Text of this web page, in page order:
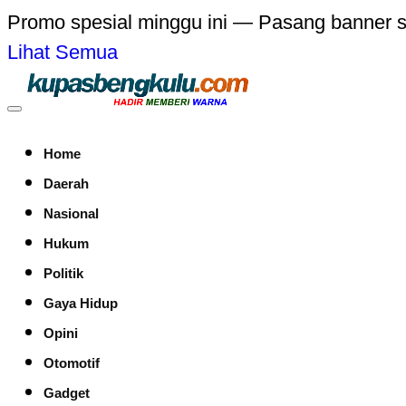
Promo spesial minggu ini — Pasang banner
Lihat Semua
Home
Daerah
Nasional
Hukum
Politik
Gaya Hidup
Opini
Otomotif
Gadget